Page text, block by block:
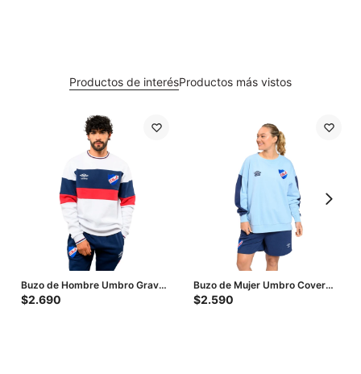
Productos de interésProductos más vistos
Buzo de Hombre Umbro Grav
Nacional - Blanco - Azul
$2.690
Buzo de Mujer Umbro Cover
Nacional - Celeste - Azul
$2.590